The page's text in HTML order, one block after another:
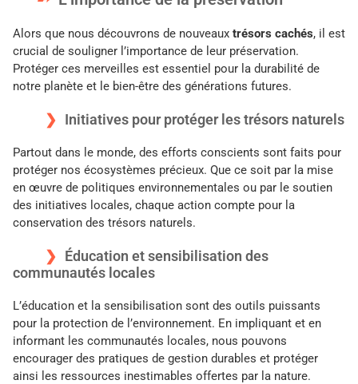
Alors que nous découvrons de nouveaux trésors cachés, il est
crucial de souligner l’importance de leur préservation.
Protéger ces merveilles est essentiel pour la durabilité de
notre planète et le bien-être des générations futures.
Initiatives pour protéger les trésors naturels
Partout dans le monde, des efforts conscients sont faits pour
protéger nos écosystèmes précieux. Que ce soit par la mise
en œuvre de politiques environnementales ou par le soutien
des initiatives locales, chaque action compte pour la
conservation des trésors naturels.
Éducation et sensibilisation des
communautés locales
L’éducation et la sensibilisation sont des outils puissants
pour la protection de l’environnement. En impliquant et en
informant les communautés locales, nous pouvons
encourager des pratiques de gestion durables et protéger
ainsi les ressources inestimables offertes par la nature.